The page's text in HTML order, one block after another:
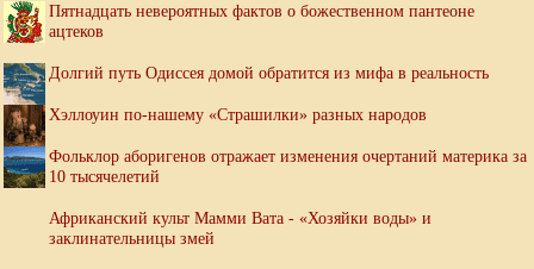
Пятнадцать невероятных фактов о божественном пантеоне
ацтеков
Долгий путь Одиссея домой обратится из мифа в реальность
Хэллоуин по-нашему «Страшилки» разных народов
Фольклор аборигенов отражает изменения очертаний материка за
10 тысячелетий
Африканский культ Мамми Вата - «Хозяйки воды» и
заклинательницы змей